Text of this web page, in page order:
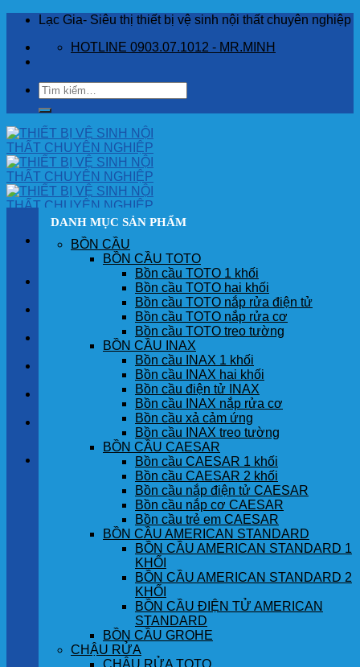
Skip
content
Lạc Gia- Siêu thị thiết bị vệ sinh nội thất chuyên nghiệp
HOTLINE 0903.07.1012 - MR.MINH
Tìm
kiếm:
SẢN PHẨM
GÓC KHÁCH HÀNG
Chưa có sản phẩm trong giỏ hàng.
DANH MỤC SẢN PHẨM
BỒN CẦU
BỒN CẦU TOTO
Bồn cầu TOTO 1 khối
Bồn cầu TOTO hai khối
Bồn cầu TOTO nắp rửa điện tử
Bồn cầu TOTO nắp rửa cơ
Bồn cầu TOTO treo tường
BỒN CẦU INAX
Bồn cầu INAX 1 khối
Bồn cầu INAX hai khối
Bồn cầu điện tử INAX
Bồn cầu INAX nắp rửa cơ
Bồn cầu xả cảm ứng
Bồn cầu INAX treo tường
BỒN CẦU CAESAR
Bồn cầu CAESAR 1 khối
Bồn cầu CAESAR 2 khối
Bồn cầu nắp điện tử CAESAR
Bồn cầu nắp cơ CAESAR
Bồn cầu trẻ em CAESAR
BỒN CẦU AMERICAN STANDARD
BỒN CẦU AMERICAN STANDARD 1
KHỐI
BỒN CẦU AMERICAN STANDARD 2
KHỐI
BỒN CẦU ĐIỆN TỬ AMERICAN
STANDARD
BỒN CẦU GROHE
CHẬU RỬA
CHẬU RỬA TOTO